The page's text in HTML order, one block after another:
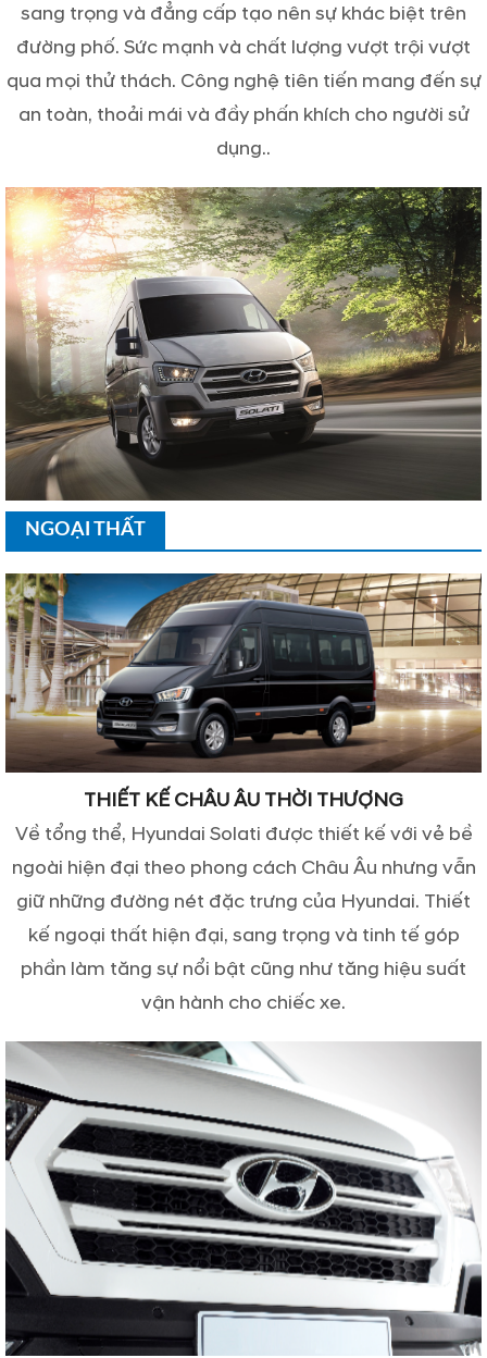
sang trọng và đẳng cấp tạo nên sự khác biệt trên
đường phố. Sức mạnh và chất lượng vượt trội vượt
qua mọi thử thách. Công nghệ tiên tiến mang đến sự
an toàn, thoải mái và đầy phấn khích cho người sử
dụng..
NGOẠI THẤT
THIẾT KẾ CHÂU ÂU THỜI THƯỢNG
Về tổng thể, Hyundai Solati được thiết kế với vẻ bề
ngoài hiện đại theo phong cách Châu Âu nhưng vẫn
giữ những đường nét đặc trưng của Hyundai. Thiết
kế ngoại thất hiện đại, sang trọng và tinh tế góp
phần làm tăng sự nổi bật cũng như tăng hiệu suất
vận hành cho chiếc xe.